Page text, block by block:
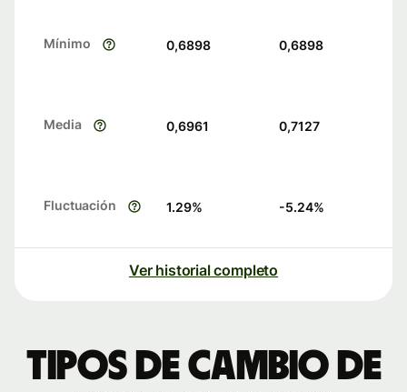
Mínimo 0,6898 0,6898
Media 0,6961 0,7127
Fluctuación 1.29% -5.24%
Ver historial completo
Tipos de cambio de